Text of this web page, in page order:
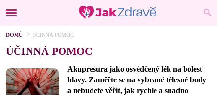
DOMŮ ÚČINNÁ POMOC
ÚČINNÁ POMOC
Akupresura jako osvědčený lék na bolest
hlavy. Zaměřte se na vybrané tělesné body
a nebudete věřit, jak rychle a snadno